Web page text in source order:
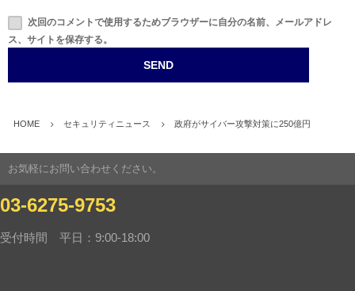
次回のコメントで使用するためブラウザーに自分の名前、メールアドレ
ス、サイトを保存する。
HOME セキュリティニュース 政府がサイバー攻撃対策に250億円
お気軽にお問い合わせください。
03-6275-9753
受付時間 平日：9:00-18:00